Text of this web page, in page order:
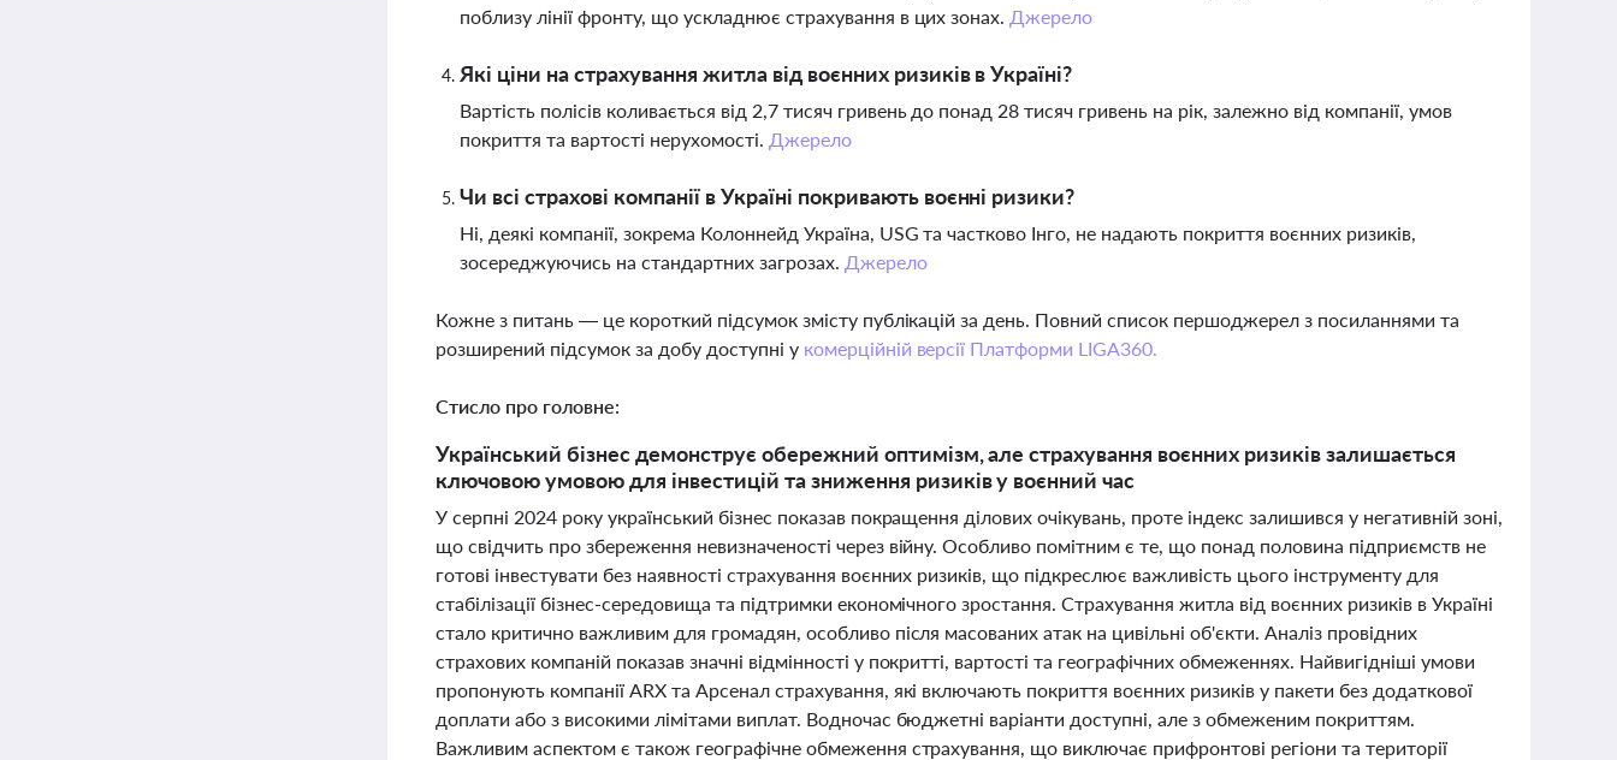
поблизу лінії фронту, що ускладнює страхування в цих зонах. Джерело
Які ціни на страхування житла від воєнних ризиків в Україні?
Вартість полісів коливається від 2,7 тисяч гривень до понад 28 тисяч гривень на рік, залежно від компанії, умов
покриття та вартості нерухомості. Джерело
Чи всі страхові компанії в Україні покривають воєнні ризики?
Ні, деякі компанії, зокрема Колоннейд Україна, USG та частково Інго, не надають покриття воєнних ризиків,
зосереджуючись на стандартних загрозах. Джерело
Кожне з питань — це короткий підсумок змісту публікацій за день. Повний список першоджерел з посиланнями та
розширений підсумок за добу доступні у комерційній версії Платформи LIGA360.
Стисло про головне:
Український бізнес демонструє обережний оптимізм, але страхування воєнних ризиків залишається
ключовою умовою для інвестицій та зниження ризиків у воєнний час
У серпні 2024 року український бізнес показав покращення ділових очікувань, проте індекс залишився у негативній зоні,
що свідчить про збереження невизначеності через війну. Особливо помітним є те, що понад половина підприємств не
готові інвестувати без наявності страхування воєнних ризиків, що підкреслює важливість цього інструменту для
стабілізації бізнес-середовища та підтримки економічного зростання. Страхування житла від воєнних ризиків в Україні
стало критично важливим для громадян, особливо після масованих атак на цивільні об'єкти. Аналіз провідних
страхових компаній показав значні відмінності у покритті, вартості та географічних обмеженнях. Найвигідніші умови
пропонують компанії ARX та Арсенал страхування, які включають покриття воєнних ризиків у пакети без додаткової
доплати або з високими лімітами виплат. Водночас бюджетні варіанти доступні, але з обмеженим покриттям.
Важливим аспектом є також географічне обмеження страхування, що виключає прифронтові регіони та території